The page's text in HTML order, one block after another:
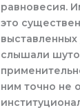
равновесия.
это
слышали
ним точно не